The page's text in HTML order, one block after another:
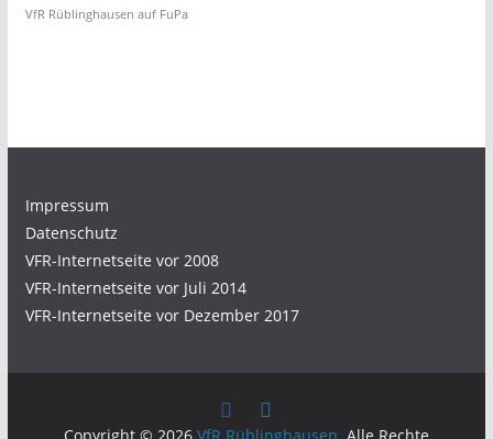
VfR Rüblinghausen auf FuPa
Impressum
Datenschutz
VFR-Internetseite vor 2008
VFR-Internetseite vor Juli 2014
VFR-Internetseite vor Dezember 2017